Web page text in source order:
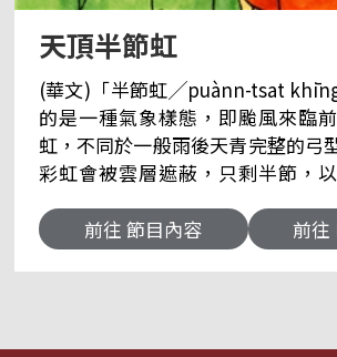
天頂半節虹
(華文)「半節虹╱puànn-tsat
的是一種氣象樣態，即颱風來臨
虹，不同於一般雨後天青完整的弓
彩虹會被雲層遮蔽，只剩半節，以
之意。同時，現今台語裡將性別議
轉譯為「出虹╱tshut-khīng」，
前往 節目內容 前往